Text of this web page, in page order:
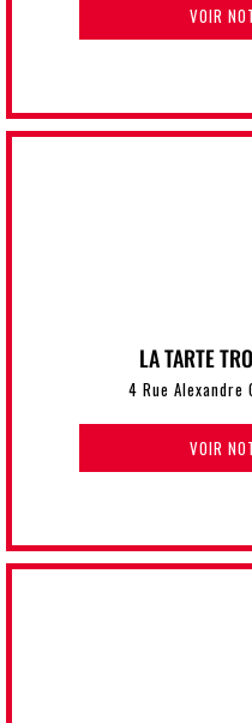
VOIR
LA TARTE
4 Rue
VOIR